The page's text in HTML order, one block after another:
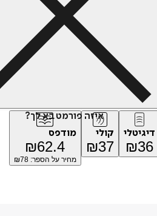
איזה פורמט בא לך?
דיגיטלי
₪36
קולי
₪37
מודפס
₪62.4
מחיר על הספר: ₪78